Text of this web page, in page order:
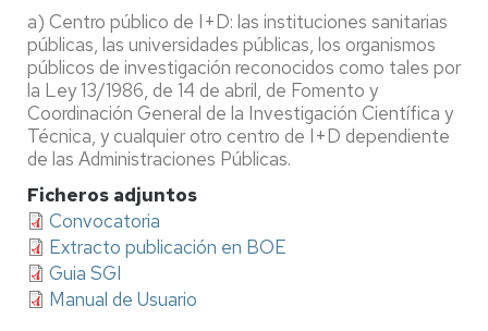
a) Centro público de I+D: las instituciones sanitarias
públicas, las universidades públicas, los organismos
públicos de investigación reconocidos como tales por
la Ley 13/1986, de 14 de abril, de Fomento y
Coordinación General de la Investigación Científica y
Técnica, y cualquier otro centro de I+D dependiente
de las Administraciones Públicas.
Ficheros adjuntos
Convocatoria
Extracto publicación en BOE
Guia SGI
Manual de Usuario